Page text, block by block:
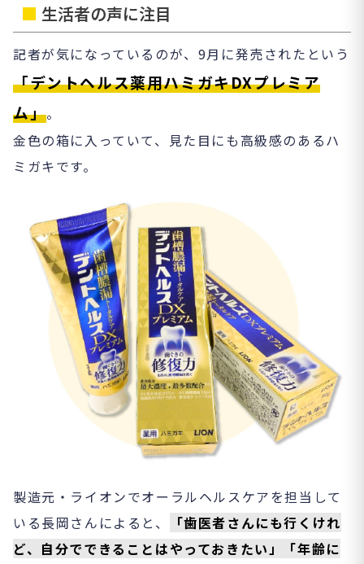
■ 生活者の声に注目
記者が気になっているのが、9月に発売されたという
「デントヘルス薬用ハミガキDXプレミア
ム」。
金色の箱に入っていて、見た目にも高級感のあるハ
ミガキです。
製造元・ライオンでオーラルヘルスケアを担当して
いる長岡さんによると、
「歯医者さんにも行くけれ
ど、自分でできることはやっておきたい」「年齢に